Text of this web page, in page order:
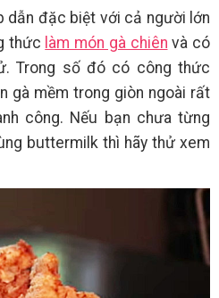
dẫn đặc biệt với cả người lớn
thức làm món gà chiên và có
Trong số đó có công thức
gà mềm trong giòn ngoài rất
công. Nếu bạn chưa từng
buttermilk thì hãy thử xem